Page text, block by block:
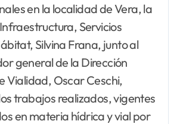
en la localidad de Vera, la
Servicios
Silvina Frana, junto al
general de la Dirección
Vialidad, Oscar Ceschi,
trabajos realizados, vigentes
en materia hídrica y vial por